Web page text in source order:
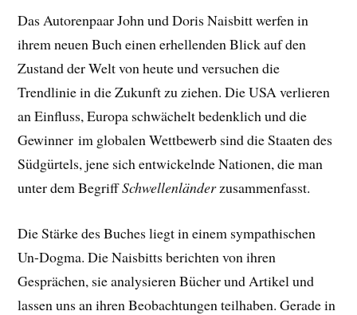
Das Autorenpaar John und Doris Naisbitt werfen in
ihrem neuen Buch einen erhellenden Blick auf den
Zustand der Welt von heute und versuchen die
Trendlinie in die Zukunft zu ziehen. Die USA verlieren
an Einfluss, Europa schwächelt bedenklich und die
Gewinner im globalen Wettbewerb sind die Staaten des
Südgürtels, jene sich entwickelnde Nationen, die man
unter dem BegriffSchwellenländerzusammenfasst.
Die Stärke des Buches liegt in einem sympathischen
Un-Dogma. Die Naisbitts berichten von ihren
Gesprächen, sie analysieren Bücher und Artikel und
lassen uns an ihren Beobachtungen teilhaben. Gerade in